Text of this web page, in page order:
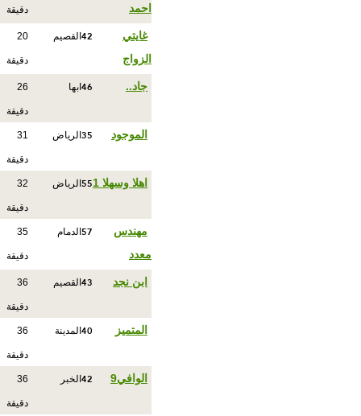
احمد
دقيقة
غايتي
الزواج
42 القصيم 20
دقيقة
جاد.. 46 ابها 26
دقيقة
الموجود 35 الرياض 31
دقيقة
اهلا وسهلا 1 55 الرياض 32
دقيقة
مهندس
معدد
57 الدمام 35
دقيقة
ابن نجد 43 القصيم 36
دقيقة
المتميز 40 المدينة 36
دقيقة
الوافي9 42 الخبر 36
دقيقة